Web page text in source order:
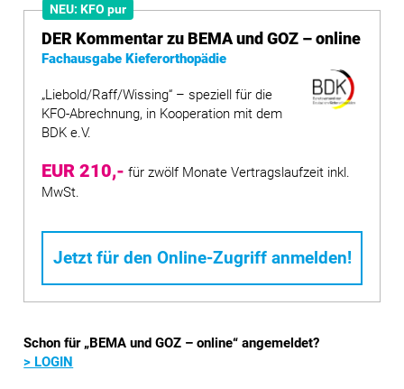
NEU: KFO pur
DER Kommentar zu BEMA und GOZ – online
Fachausgabe Kieferorthopädie
„Liebold/Raff/Wissing“ – speziell für die
KFO-Abrechnung, in Kooperation mit dem
BDK e.V.
EUR 210,- für zwölf Monate Vertragslaufzeit inkl.
MwSt.
Jetzt für den Online-Zugriff anmelden!
Schon für „BEMA und GOZ – online“ angemeldet?
> LOGIN